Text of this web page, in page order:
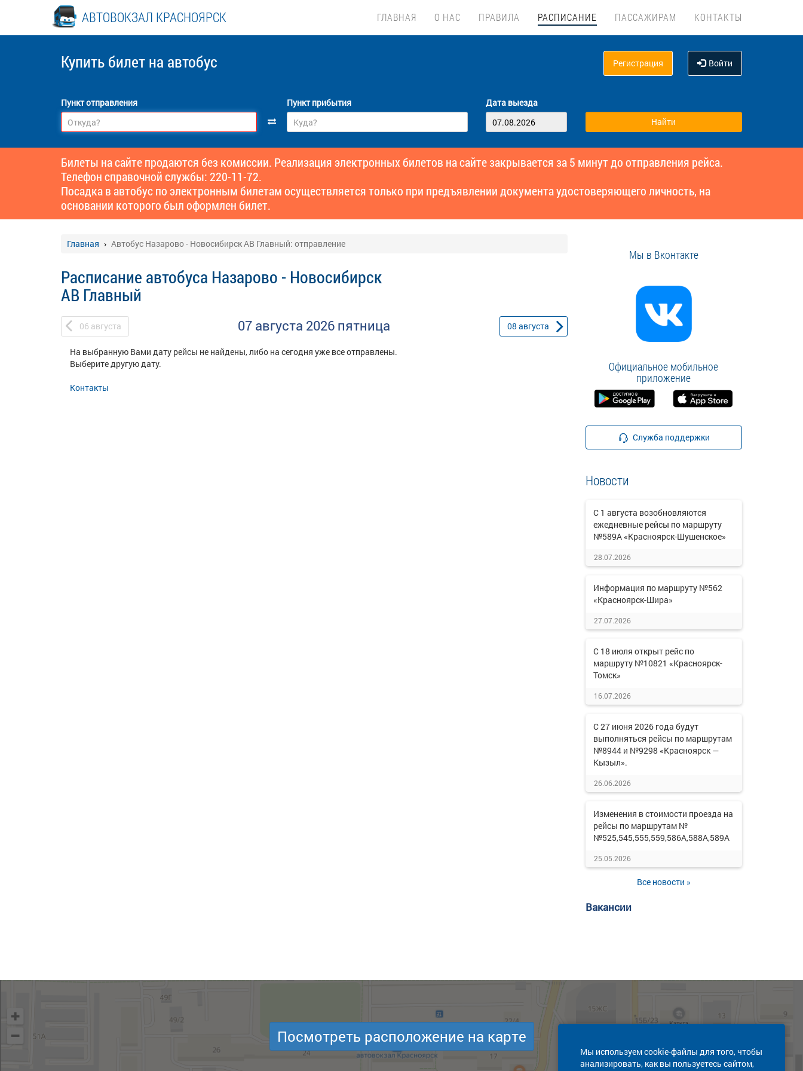
АВТОВОКЗАЛ КРАСНОЯРСК ГЛАВНАЯ О НАС ПРАВИЛА РАСПИСАНИЕ ПАССАЖИРАМ КОНТАКТЫ
Купить билет на автобус Регистрация Войти
Пункт отправления Пункт прибытия Дата выезда
Билеты на сайте продаются без комиссии. Реализация электронных билетов на сайте закрывается за 5 минут до отправления рейса.
Телефон справочной службы: 220-11-72.
Посадка в автобус по электронным билетам осуществляется только при предъявлении документа удостоверяющего личность, на
основании которого был оформлен билет.
Главная Автобус Назарово - Новосибирск АВ Главный: отправление
Расписание автобуса Назарово - Новосибирск
АВ Главный
06 августа 07 августа 2026 пятница 08 августа
На выбранную Вами дату рейсы не найдены, либо на сегодня уже все отправлены.
Выберите другую дату.
Контакты
Мы в Вконтакте
Официальное мобильное
приложение
Служба поддержки
Новости
С 1 августа возобновляются
ежедневные рейсы по маршруту
№589А «Красноярск-Шушенское»
28.07.2026
Информация по маршруту №562
«Красноярск-Шира»
27.07.2026
С 18 июля открыт рейс по
маршруту №10821 «Красноярск-
Томск»
16.07.2026
С 27 июня 2026 года будут
выполняться рейсы по маршрутам
№8944 и №9298 «Красноярск —
Кызыл».
26.06.2026
Изменения в стоимости проезда на
рейсы по маршрутам №
№525,545,555,559,586А,588А,589А
25.05.2026
Все новости »
Вакансии
Мы используем cookie-файлы для того, чтобы
анализировать, как вы пользуетесь сайтом,
Посмотреть расположение на карте